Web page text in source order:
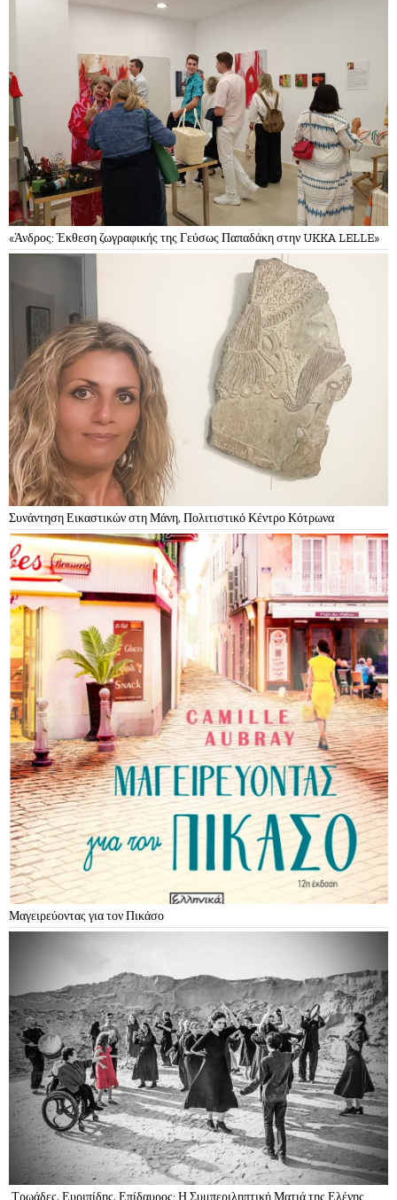
«Άνδρος: Έκθεση ζωγραφικής της Γεύσως Παπαδάκη στην UKKA LELLE»
Συνάντηση Εικαστικών στη Μάνη, Πολιτιστικό Κέντρο Κότρωνα
Μαγειρεύοντας για τον Πικάσο
Τρωάδες, Ευριπίδης, Επίδαυρος: Η Συμπεριληπτική Ματιά της Ελένης